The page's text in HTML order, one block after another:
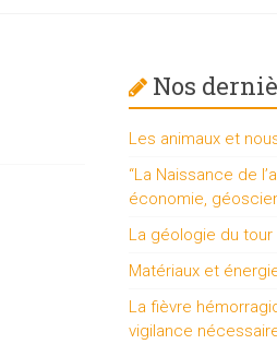
Nos
Les animaux et
“La Naissance de
économie,
La géologie du tour
Matériaux et
La fièvre
vigilance